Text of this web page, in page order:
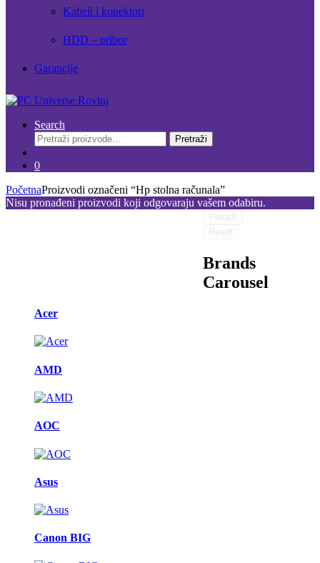
Kabeli i konektori
HDD – pribor
Garancije
Search
Pretraži:
Pretraži
0
PočetnaProizvodi označeni “Hp stolna računala”
Nisu pronađeni proizvodi koji odgovaraju vašem odabiru.
Brands
Carousel
Acer
AMD
AOC
Asus
Canon BIG